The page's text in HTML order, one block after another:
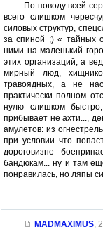
По поводу всей
всего слишком
силовых структур,
за спиной ;) « тайных
ними на маленький
этих организаций, а
мирный люд,
травоядных, а не
практически полном
нулю слишком
прибывает не ахти...,
амулетов: из
при условии что
дороговизне
бандюкам... ну и там
понравилась, но ляпы
MADMAXIMUS,